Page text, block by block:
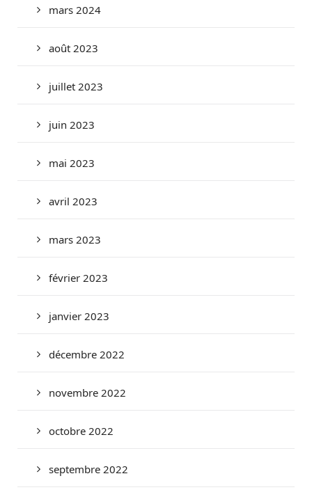
mars 2024
août 2023
juillet 2023
juin 2023
mai 2023
avril 2023
mars 2023
février 2023
janvier 2023
décembre 2022
novembre 2022
octobre 2022
septembre 2022